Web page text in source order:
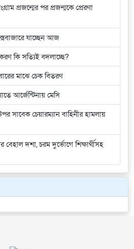
প্রজন্মের পর প্রজন্মকে প্রেরণা
যাচ্ছেন আজ
কি সত্যিই বদলাচ্ছে?
মাঝে চেক বিতরণ
আর্জেন্টিনায় মেসি
সাবেক চেয়ারম্যান বাহিনীর হামলায়
বেহাল দশা, চরম দুর্ভোগে শিক্ষার্থীসহ